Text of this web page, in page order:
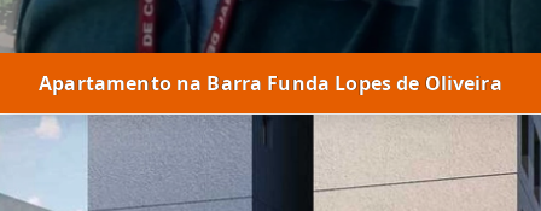
Apartamento na Barra Funda Lopes de Oliveira